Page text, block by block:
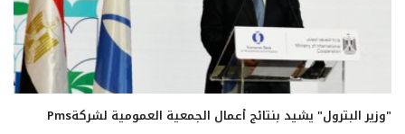
"وزير البترول" يشيد بنتائج أعمال الجمعية العمومية لشركةPms